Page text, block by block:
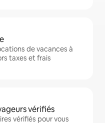
de vacances à
taxes et frais
vérifiés
vérifiés pour vous